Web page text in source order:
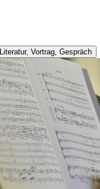
Literatur, Vortrag, Gespräch